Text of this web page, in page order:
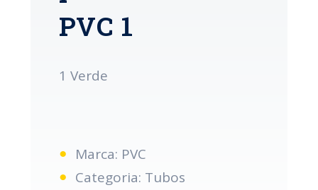
PVC 1
1 Verde
Marca: PVC
Categoria: Tubos